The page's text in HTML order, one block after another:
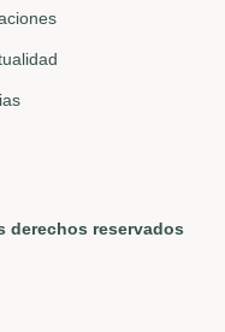
derechos reservados